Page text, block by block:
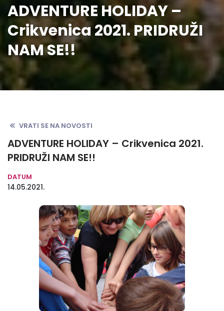
ADVENTURE HOLIDAY –
Crikvenica 2021. PRIDRUŽI
NAM SE!!
VRATI SE NA NOVOSTI
ADVENTURE HOLIDAY – Crikvenica 2021.
PRIDRUŽI NAM SE!!
DATUM
14.05.2021.